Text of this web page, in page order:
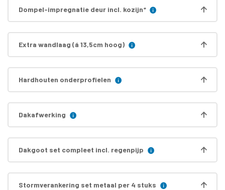
Dompel-impregnatie deur incl. kozijn*
Extra wandlaag (á 13,5cm hoog)
Hardhouten onderprofielen
Dakafwerking
Dakgoot set compleet incl. regenpijp
Stormverankering set metaal per 4 stuks